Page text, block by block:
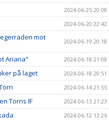
2024-06-25 20:08
2024-06-20 22:42
mot
2024-06-19 20:18
Ariana" 2024-06-18 21:08
på laget 2024-06-18 20:51
2024-06-14 21:55
Torns IF 2024-06-13 21:23
2024-06-12 13:26